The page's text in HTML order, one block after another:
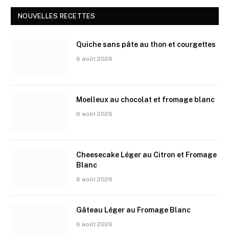
NOUVELLES RECETTES
Quiche sans pâte au thon et courgettes
6 août 2026
Moelleux au chocolat et fromage blanc
6 août 2026
Cheesecake Léger au Citron et Fromage
Blanc
6 août 2026
Gâteau Léger au Fromage Blanc
6 août 2026